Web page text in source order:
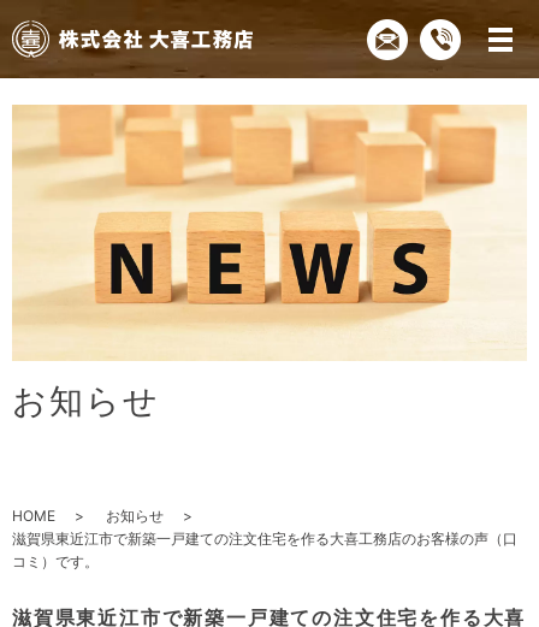
お知 ら せ
HOME
お知らせ
滋賀県東近江市で新築一戸建ての注文住宅を作る大喜工務店のお客様の声（口
コミ）です。
滋賀県東近江市で新築一戸建ての注文住宅を作る大喜